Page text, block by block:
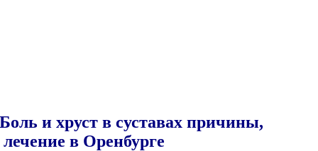
Боль и хруст в суставах причины,
лечение в Оренбурге